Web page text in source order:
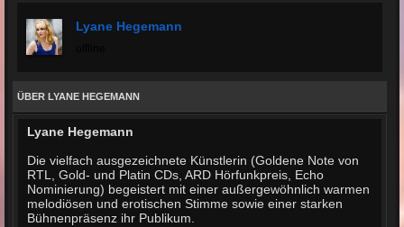
Lyane Hegemann
ÜBER LYANE HEGEMANN
Lyane Hegemann
Die vielfach ausgezeichnete Künstlerin (Goldene Note von
RTL, Gold- und Platin CDs, ARD Hörfunkpreis, Echo
Nominierung) begeistert mit einer außergewöhnlich warmen
melodiösen und erotischen Stimme sowie einer starken
Bühnenpräsenz ihr Publikum.